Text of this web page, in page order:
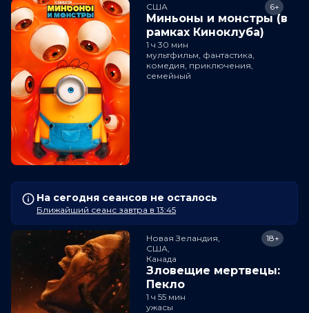
США
Миньоны и монстры (в
рамках Киноклуба)
6+
1 ч 30 мин
мультфильм, фантастика,
комедия, приключения,
семейный
На сегодня сеансов не осталось
Ближайший сеанс завтра в 13:45
Новая Зеландия,
США,
Канада
Зловещие мертвецы:
Пекло
18+
1 ч 55 мин
ужасы